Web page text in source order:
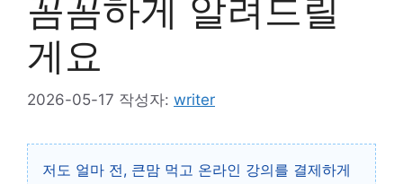
꼼꼼하게 알려드릴
게요
2026-05-17 작성자: writer
저도 얼마 전, 큰맘 먹고 온라인 강의를 결제하게